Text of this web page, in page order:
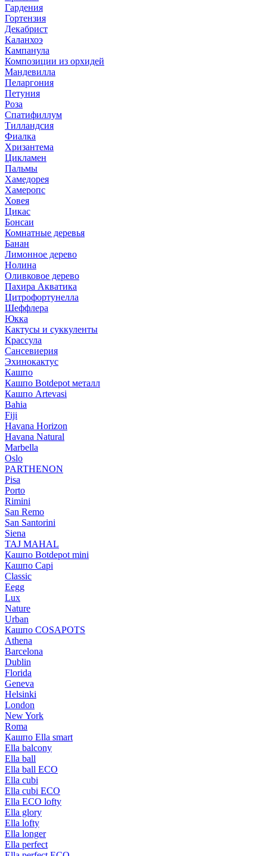
Гардения
Гортензия
Декабрист
Каланхоэ
Кампанула
Композиции из орхидей
Мандевилла
Пеларгония
Петуния
Роза
Спатифиллум
Тилландсия
Фиалка
Хризантема
Цикламен
Пальмы
Хамедорея
Хамеропс
Ховея
Цикас
Бонсаи
Комнатные деревья
Банан
Лимонное дерево
Нолина
Оливковое дерево
Пахира Акватика
Цитрофортунелла
Шеффлера
Юкка
Кактусы и суккуленты
Крассула
Сансевиерия
Эхинокактус
Кашпо
Кашпо Botdepot металл
Кашпо Artevasi
Bahia
Fiji
Havana Horizon
Havana Natural
Marbella
Oslo
PARTHENON
Pisa
Porto
Rimini
San Remo
San Santorini
Siena
TAJ MAHAL
Кашпо Botdepot mini
Кашпо Capi
Classic
Eegg
Lux
Nature
Urban
Кашпо COSAPOTS
Athena
Barcelona
Dublin
Florida
Geneva
Helsinki
London
New York
Roma
Кашпо Ella smart
Ella balcony
Ella ball
Ella ball ECO
Ella cubi
Ella cubi ECO
Ella ECO lofty
Ella glory
Ella lofty
Ella longer
Ella perfect